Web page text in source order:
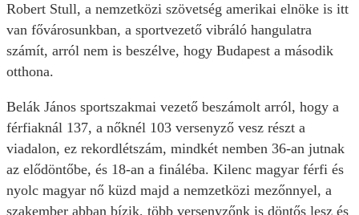
Robert Stull, a nemzetközi szövetség amerikai elnöke is itt
van fővárosunkban, a sportvezető vibráló hangulatra
számít, arról nem is beszélve, hogy Budapest a második
otthona.
Belák János sportszakmai vezető beszámolt arról, hogy a
férfiaknál 137, a nőknél 103 versenyző vesz részt a
viadalon, ez rekordlétszám, mindkét nemben 36-an jutnak
az elődöntőbe, és 18-an a fináléba. Kilenc magyar férfi és
nyolc magyar nő küzd majd a nemzetközi mezőnnyel, a
szakember abban bízik, több versenyzőnk is döntős lesz és